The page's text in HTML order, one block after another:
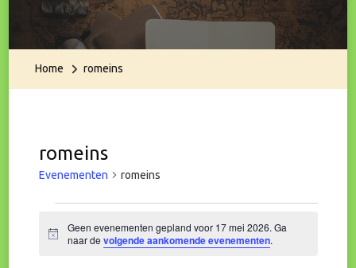
Home romeins
romeins
Evenementen romeins
Evenementen
Bericht
Geen evenementen gepland voor 17 mei 2026. Ga
naar de volgende aankomende evenementen.